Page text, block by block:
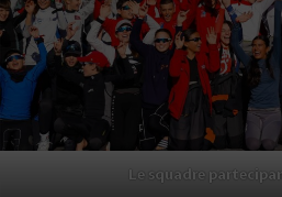
Le squadre